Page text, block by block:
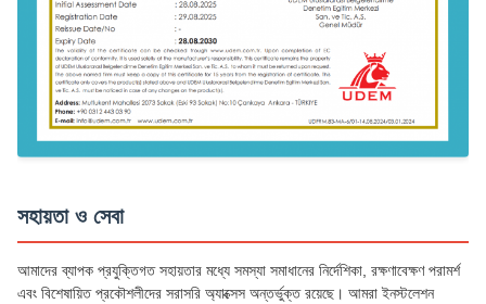
সহায়তা ও সেবা
আমাদের ব্যাপক প্রযুক্তিগত সহায়তার মধ্যে সমস্যা সমাধানের নির্দেশিকা, রক্ষণাবেক্ষণ পরামর্শ
এবং বিশেষায়িত প্রকৌশলীদের সরাসরি অ্যাক্সেস অন্তর্ভুক্ত রয়েছে। আমরা ইনস্টলেশন